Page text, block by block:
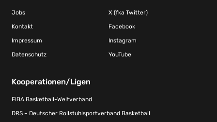
Jobs
Kontakt
Impressum
Datenschutz
X (fka Twitter)
Facebook
Instagram
YouTube
Kooperationen/Ligen
FIBA Basketball-Weltverband
DRS – Deutscher Rollstuhlsportverband Basketball